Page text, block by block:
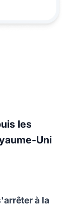
les
Uni
à la